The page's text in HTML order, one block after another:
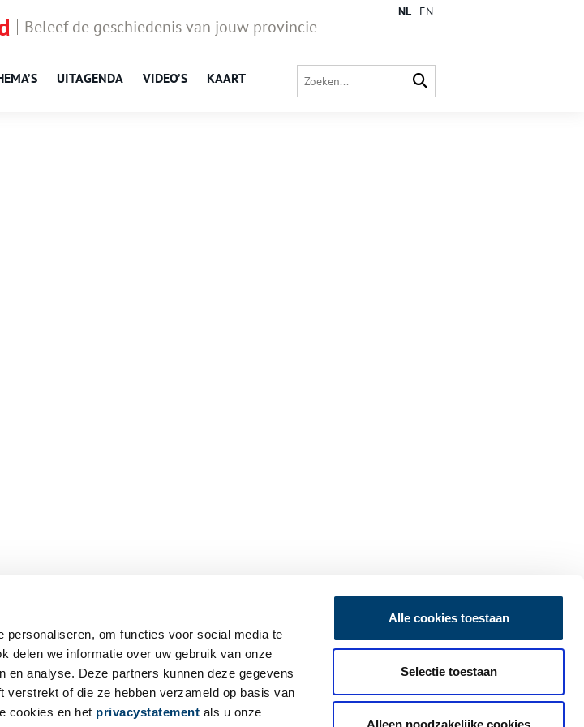
om functies voor social media te
delen we informatie over uw gebruik van onze
analyse. Deze partners kunnen deze gegevens
verstrekt of die ze hebben verzameld op basis van
cookies en het privacystatement als u onze
Alle cookies toestaan
Selectie toestaan
Alleen noodzakelijke cookies
Beleef de geschiedenis van jouw provincie
UITAGENDA VIDEO’S KAART
NL EN